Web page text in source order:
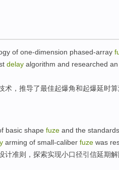
of one-dimension phased-array
delay algorithm and researched an
术 ， 推导了最佳起爆角和起爆延时
basic shape fuze and the standards
arming of small-caliber fuze was
计准则 ，探索实现小口径引信延期